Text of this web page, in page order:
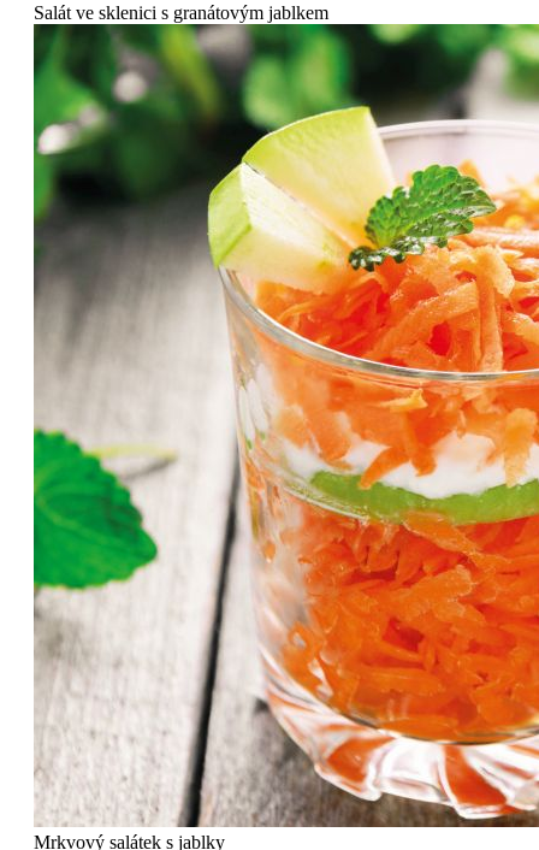
Salát ve sklenici s granátovým jablkem
Mrkvový salátek s jablky